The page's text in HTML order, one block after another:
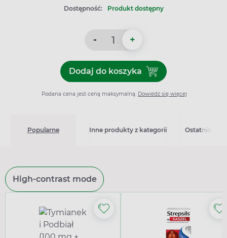
Dostępność: Produkt dostępny
- +
Dodaj do koszykaDodaj do koszyka
Podana cena jest ceną maksymalną. Dowiedz się więcej
Popularne Inne produkty z kategorii Ostatnio
High-contrast mode